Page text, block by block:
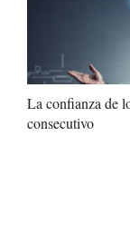
La confianza de
consecutivo